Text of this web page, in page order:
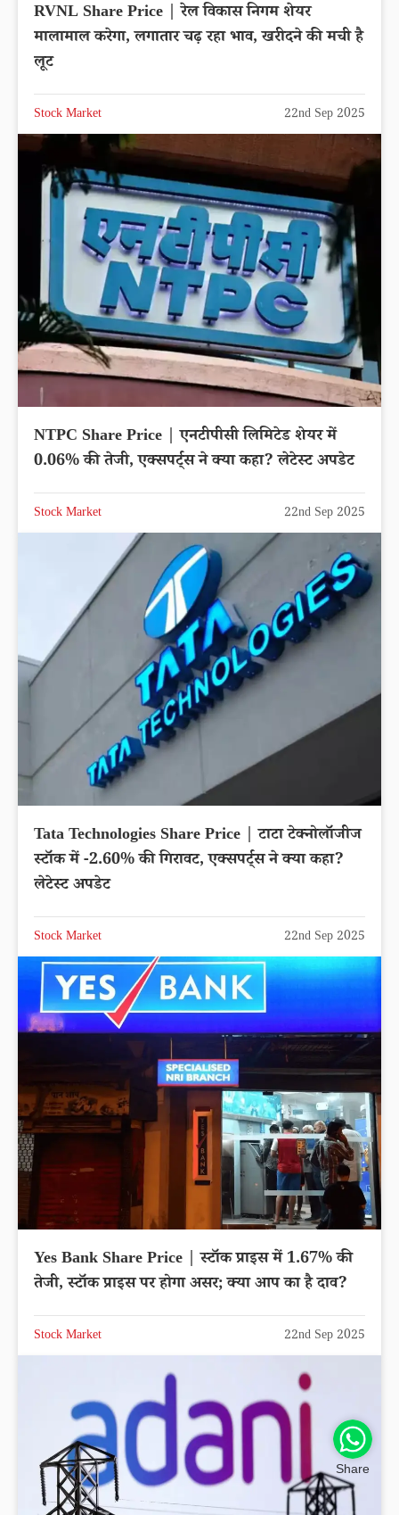
RVNL Share Price | रेल विकास निगम शेयर
मालामाल करेगा, लगातार चढ़ रहा भाव, खरीदने की मची है
लूट
Stock Market 22nd Sep 2025
NTPC Share Price | एनटीपीसी लिमिटेड शेयर में
0.06% की तेजी, एक्सपर्ट्स ने क्या कहा? लेटेस्ट अपडेट
Stock Market 22nd Sep 2025
Tata Technologies Share Price | टाटा टेक्नोलॉजीज
स्टॉक में -2.60% की गिरावट, एक्सपर्ट्स ने क्या कहा?
लेटेस्ट अपडेट
Stock Market 22nd Sep 2025
Yes Bank Share Price | स्टॉक प्राइस में 1.67% की
तेजी, स्टॉक प्राइस पर होगा असर; क्या आप का है दाव?
Stock Market 22nd Sep 2025
Share